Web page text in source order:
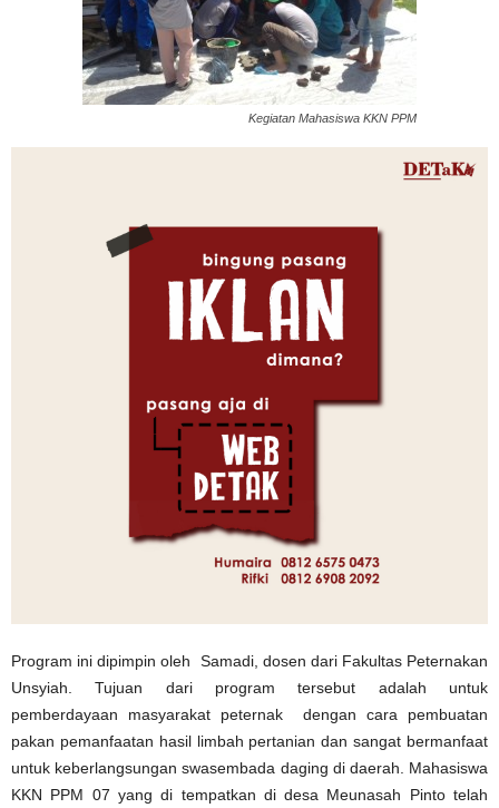
Kegiatan Mahasiswa KKN PPM
Program ini dipimpin oleh Samadi, dosen dari Fakultas Peternakan
Unsyiah. Tujuan dari program tersebut adalah untuk
pemberdayaan masyarakat peternak dengan cara pembuatan
pakan pemanfaatan hasil limbah pertanian dan sangat bermanfaat
untuk keberlangsungan swasembada daging di daerah. Mahasiswa
KKN PPM 07 yang di tempatkan di desa Meunasah Pinto telah